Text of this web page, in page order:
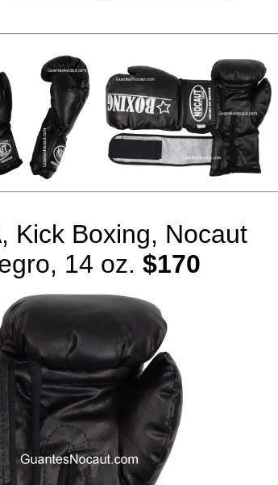
Kick Boxing, Nocaut
14 oz. $170